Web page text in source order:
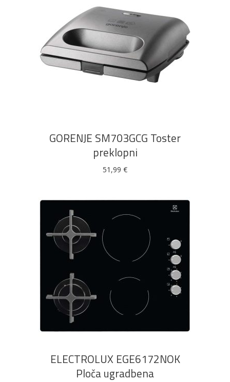
DODAJ U KOŠARICU
GORENJE SM703GCG Toster
preklopni
51,99 €
DODAJ U KOŠARICU
ELECTROLUX EGE6172NOK
Ploča ugradbena